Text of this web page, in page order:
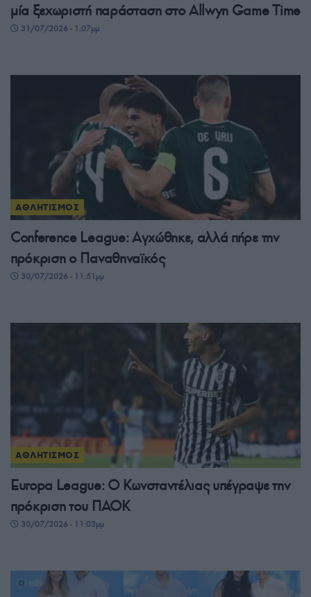
μία ξεχωριστή παράσταση στο Allwyn Game Time
31/07/2026 - 1:07μμ
ΑΘΛΗΤΙΣΜΟΣ
Conference League: Αγχώθηκε, αλλά πήρε την
πρόκριση ο Παναθηναϊκός
30/07/2026 - 11:51μμ
ΑΘΛΗΤΙΣΜΟΣ
Europa League: Ο Κωνσταντέλιας υπέγραψε την
πρόκριση του ΠΑΟΚ
30/07/2026 - 11:03μμ